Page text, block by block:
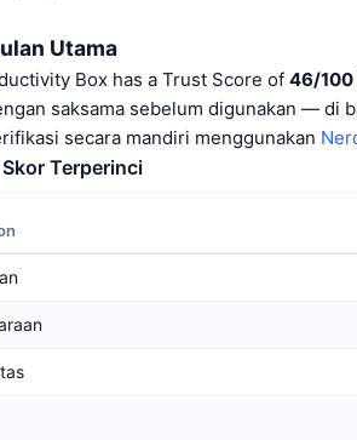
Utama
Box has a Trust Score of 46/100
saksama sebelum digunakan — di
secara mandiri menggunakan
Terperinci